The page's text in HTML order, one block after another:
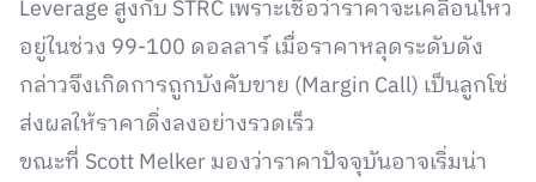
Leverage สูงกับ STRC เพราะเชื่อว่าราคาจะเคลื่อนไหว
อยู่ในช่วง 99-100 ดอลลาร์ เมื่อราคาหลุดระดับดัง
กล่าวจึงเกิดการถูกบังคับขาย (Margin Call) เป็นลูกโซ่
ส่งผลให้ราคาดิ่งลงอย่างรวดเร็ว
ขณะที่ Scott Melker มองว่าราคาปัจจุบันอาจเริ่มน่า